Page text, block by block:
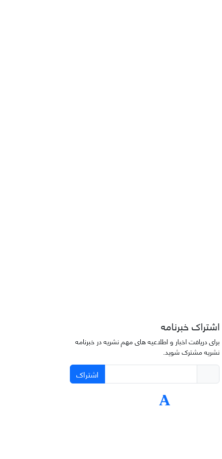
اشتراک خبرنامه
برای دریافت اخبار و اطلاعیه های مهم نشریه در خبرنامه
نشریه مشترک شوید.
اشتراک